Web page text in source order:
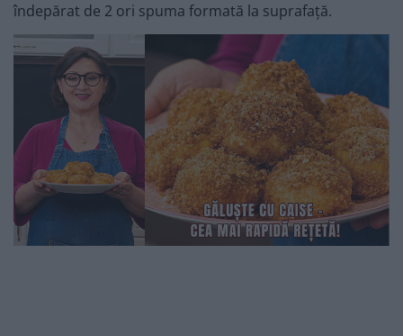
îndepărat de 2 ori spuma formată la suprafață.